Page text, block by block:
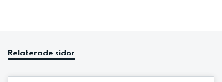
Relaterade sidor